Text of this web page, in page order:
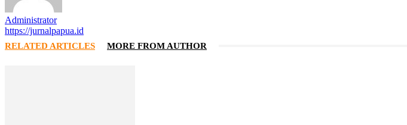
Administrator
https://jurnalpapua.id
RELATED ARTICLES MORE FROM AUTHOR